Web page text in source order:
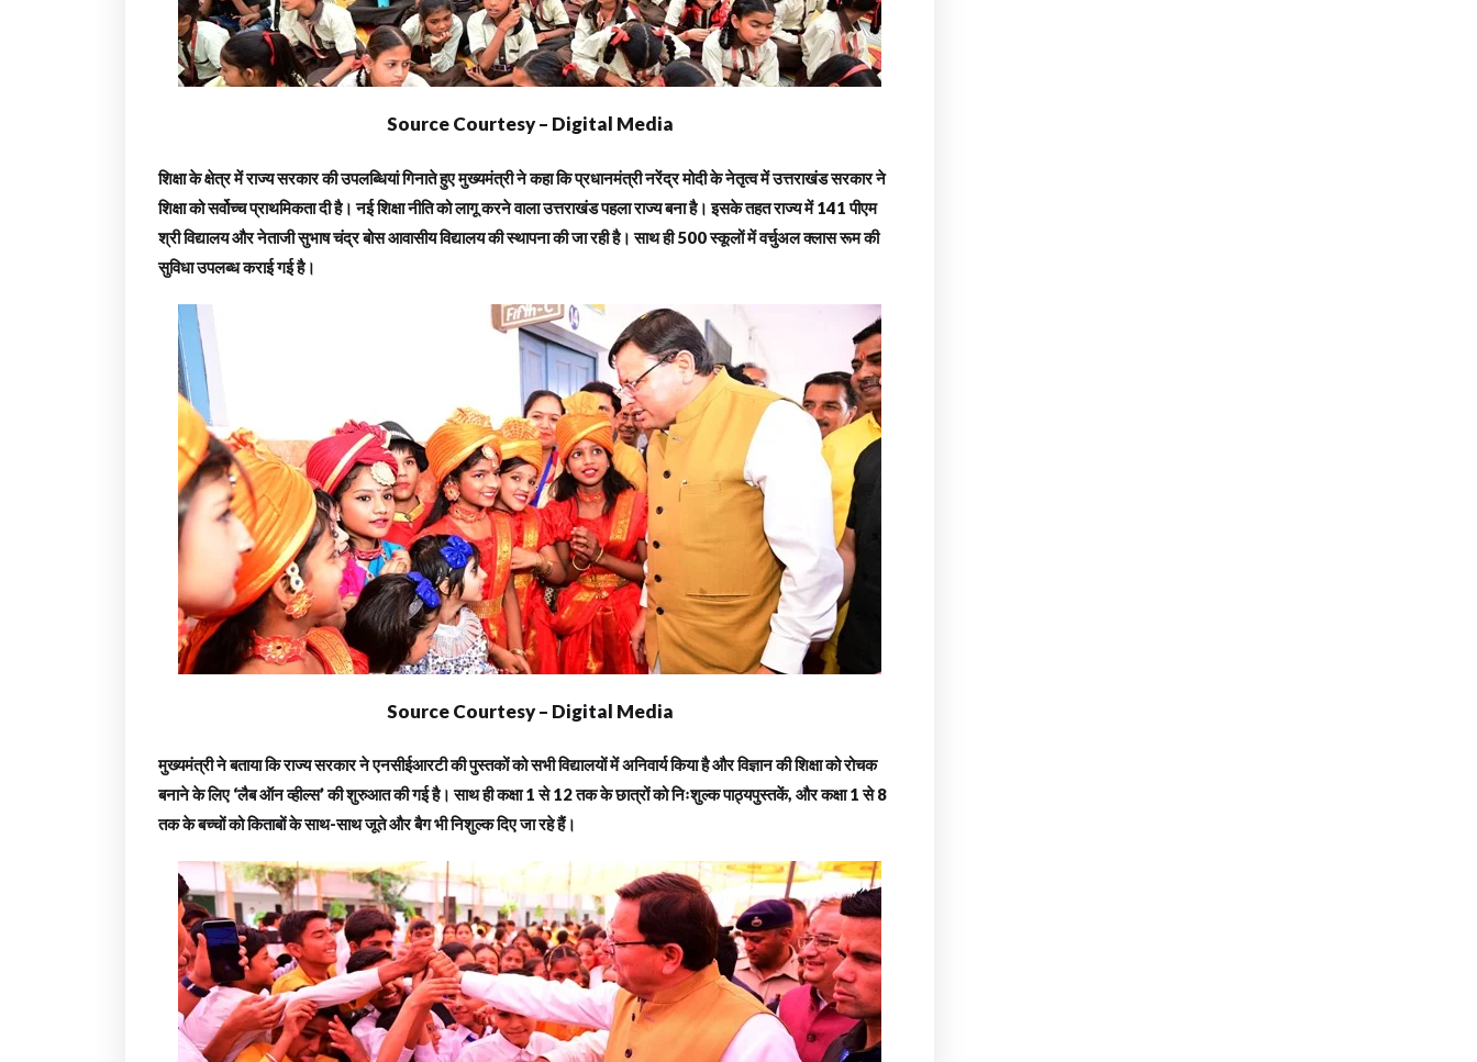
Source Courtesy – Digital Media
शिक्षा के क्षेत्र में राज्य सरकार की उपलब्धियां गिनाते हुए मुख्यमंत्री ने कहा कि प्रधानमंत्री नरेंद्र मोदी के नेतृत्व में उत्तराखंड सरकार ने
शिक्षा को सर्वोच्च प्राथमिकता दी है। नई शिक्षा नीति को लागू करने वाला उत्तराखंड पहला राज्य बना है। इसके तहत राज्य में 141 पीएम
श्री विद्यालय और नेताजी सुभाष चंद्र बोस आवासीय विद्यालय की स्थापना की जा रही है। साथ ही 500 स्कूलों में वर्चुअल क्लास रूम की
सुविधा उपलब्ध कराई गई है।
Source Courtesy – Digital Media
मुख्यमंत्री ने बताया कि राज्य सरकार ने एनसीईआरटी की पुस्तकों को सभी विद्यालयों में अनिवार्य किया है और विज्ञान की शिक्षा को रोचक
बनाने के लिए ‘लैब ऑन व्हील्स’ की शुरुआत की गई है। साथ ही कक्षा 1 से 12 तक के छात्रों को निःशुल्क पाठ्यपुस्तकें, और कक्षा 1 से 8
तक के बच्चों को किताबों के साथ-साथ जूते और बैग भी निशुल्क दिए जा रहे हैं।